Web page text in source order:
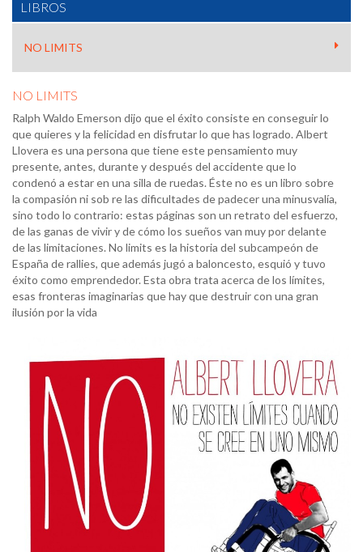
LIBROS
NO LIMITS
NO LIMITS
Ralph Waldo Emerson dijo que el éxito consiste en conseguir lo
que quieres y la felicidad en disfrutar lo que has logrado. Albert
Llovera es una persona que tiene este pensamiento muy
presente, antes, durante y después del accidente que lo
condenó a estar en una silla de ruedas. Éste no es un libro sobre
la compasión ni sob re las dificultades de padecer una minusvalía,
sino todo lo contrario: estas páginas son un retrato del esfuerzo,
de las ganas de vivir y de cómo los sueños van muy por delante
de las limitaciones. No limits es la historia del subcampeón de
España de rallies, que además jugó a baloncesto, esquió y tuvo
éxito como emprendedor. Esta obra trata acerca de los límites,
esas fronteras imaginarias que hay que destruir con una gran
ilusión por la vida